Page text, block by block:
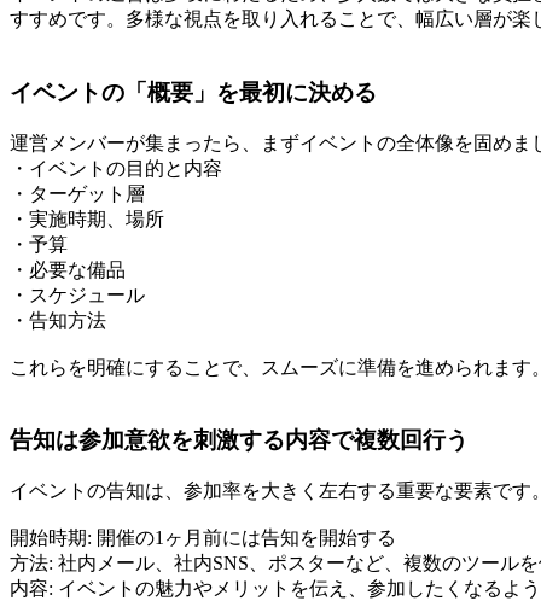
すすめです。多様な視点を取り入れることで、幅広い層が
イベントの「概要」を最初に決める
運営メンバーが集まったら、まずイベントの全体像を固めま
・イベントの目的と内容
・ターゲット層
・実施時期、場所
・予算
・必要な備品
・スケジュール
・告知方法
これらを明確にすることで、スムーズに準備を進められます
告知は参加意欲を刺激する内容で複数回行う
イベントの告知は、参加率を大きく左右する重要な要素です
開始時期: 開催の1ヶ月前には告知を開始する
方法: 社内メール、社内SNS、ポスターなど、複数のツール
内容: イベントの魅力やメリットを伝え、参加したくなるよ